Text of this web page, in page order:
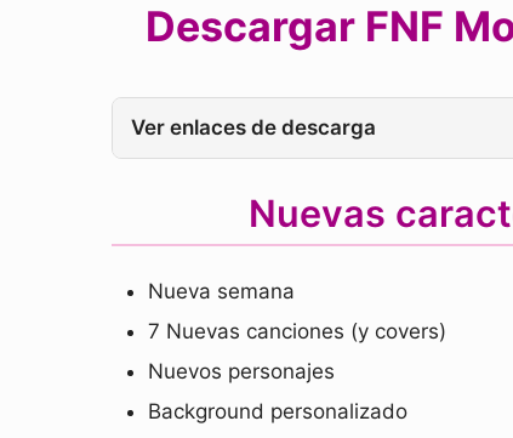
Descargar FNF
Ver enlaces de descarga
Nuevas
Nueva semana
7 Nuevas canciones (y covers)
Nuevos personajes
Background personalizado